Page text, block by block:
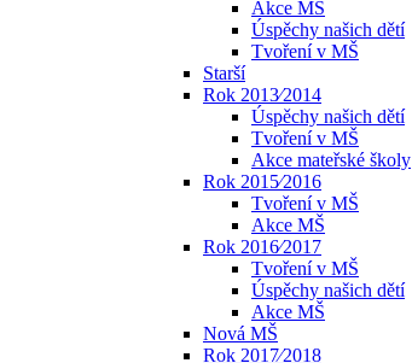
Akce MŠ
Úspěchy našich dětí
Tvoření v MŠ
Starší
Rok 2013⁄2014
Úspěchy našich dětí
Tvoření v MŠ
Akce mateřské školy
Rok 2015⁄2016
Tvoření v MŠ
Akce MŠ
Rok 2016⁄2017
Tvoření v MŠ
Úspěchy našich dětí
Akce MŠ
Nová MŠ
Rok 2017⁄2018